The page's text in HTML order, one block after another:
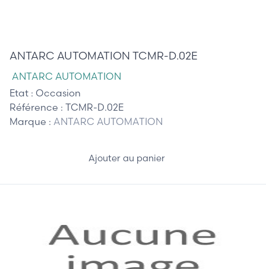
ANTARC AUTOMATION TCMR-D.02E
ANTARC AUTOMATION
Etat : Occasion
Référence : TCMR-D.02E
Marque : ANTARC AUTOMATION
Ajouter au panier